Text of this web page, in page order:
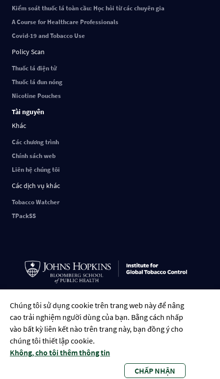
Tiếng Việt English ESPAÑOL РУССКИЙ FRANÇAIS
Indonesian
Kiểm soát thuốc lá toàn cầu: Học hỏi từ các chuyên gia
A Course for Healthcare Professionals
Covid-19 and Tobacco Use
Policy Scan
Thuốc lá điện tử
Thuốc lá đun nóng
Nicotine Pouches
Tài nguyên
Khác
Các chương trình
Chính sách web
Liên hệ chúng tôi
Các dịch vụ khác
Tobacco Watcher
TPackSS
Global Tobacco Control • 2023
Chúng tôi sử dụng cookie trên trang web này để nâng
cao trải nghiệm người dùng của bạn. Bằng cách nhấp
vào bất kỳ liên kết nào trên trang này, bạn đồng ý cho
chúng tôi thiết lập cookie.
Không, cho tôi thêm thông tin
CHẤP NHẬN